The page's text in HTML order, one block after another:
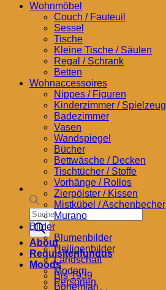
Products
search
About
Requisitenfundus
Moods
Bis 1939
Bohemian
Wohnmöbel
Couch / Fauteuil
Sessel
Tische
Kleine Tische / Säulen
Regal / Schrank
Betten
Wohnaccessoires
Nippes / Figuren
Kinderzimmer / Spielzeug
Badezimmer
Vasen
Wandspiegel
Bücher
Bettwäsche / Decken
Tischtücher / Stoffe
Vorhänge / Rollos
Zierpölster / Kissen
Mistkübel / Aschenbecher
Murano
Bilder
Blumenbilder
Heiligenbilder
Landschaft
Modern
Personen